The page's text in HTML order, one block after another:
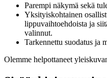
Parempi näkymä sekä
Yksityiskohtainen
lippuvaihtoehdoista ja
valinnut.
Tarkennettu suodatus ja
Olemme helpottaneet